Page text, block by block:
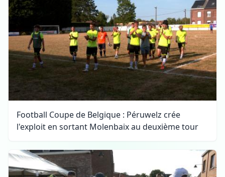
Football Coupe de Belgique : Péruwelz crée
l'exploit en sortant Molenbaix au deuxième tour